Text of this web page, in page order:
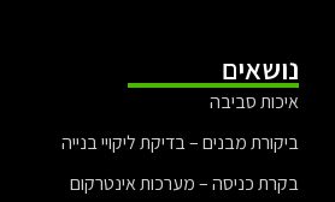
נושאים
איכות סביבה
ביקורת מבנים – בדיקת ליקויי בנייה
בקרת כניסה – מערכות אינטרקום